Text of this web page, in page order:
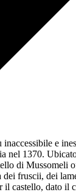
e
1370.
di
fruscii, dei
dato il